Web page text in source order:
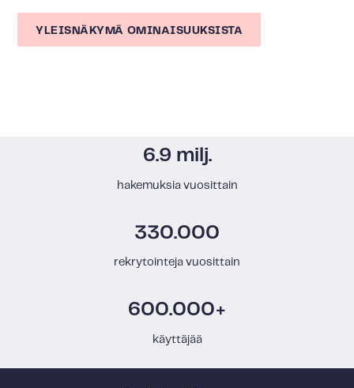
YLEISNÄKYMÄ OMINAISUUKSISTA
6.9 milj.
hakemuksia vuosittain
330.000
rekrytointeja vuosittain
600.000+
käyttäjää